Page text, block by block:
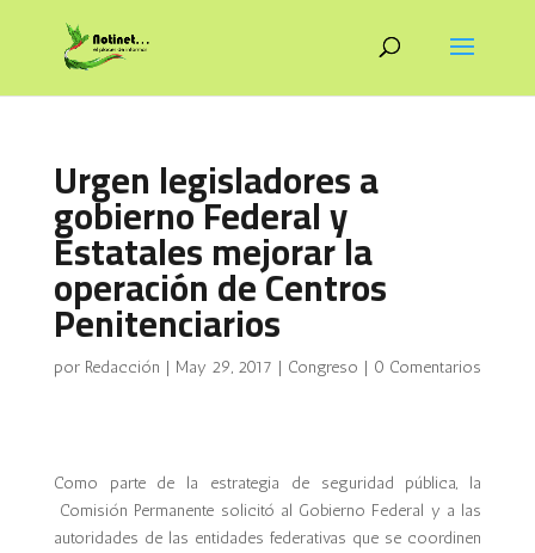
Urgen legisladores a
gobierno Federal y
Estatales mejorar la
operación de Centros
Penitenciarios
por Redacción | May 29, 2017 | Congreso | 0 Comentarios
Como parte de la estrategia de seguridad pública, la
Comisión Permanente solicitó al Gobierno Federal y a las
autoridades de las entidades federativas que se coordinen